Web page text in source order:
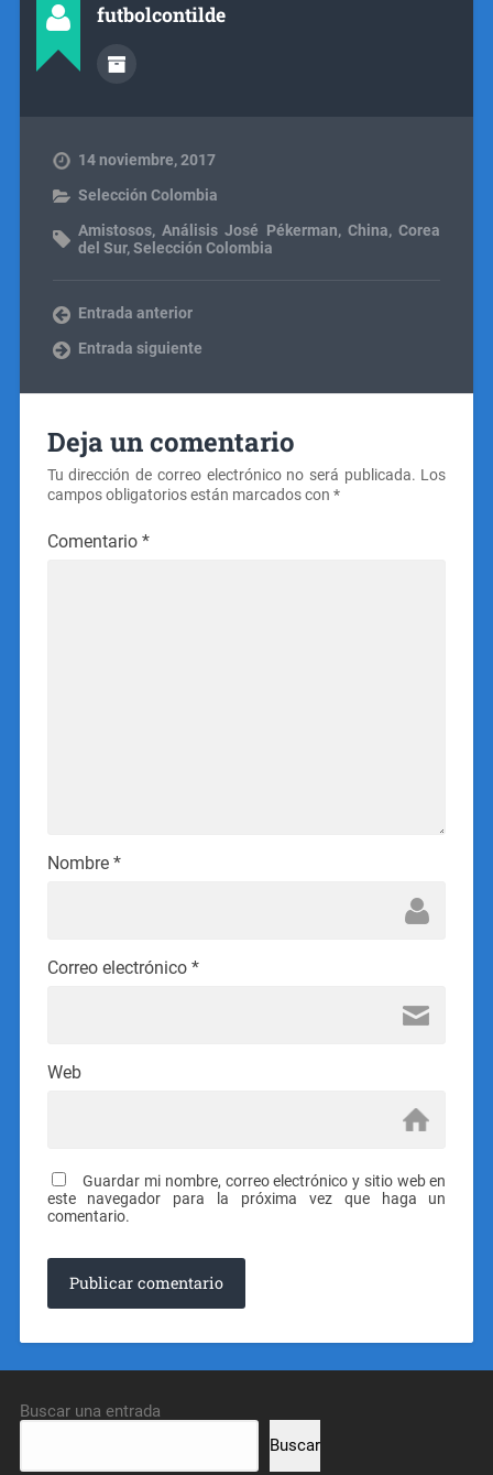
futbolcontilde
14 noviembre, 2017
Selección Colombia
Amistosos,Análisis José Pékerman, China,Corea
del Sur,Selección Colombia
Entrada anterior
Entrada siguiente
Deja un comentario
Tu dirección de correo electrónico no será publicada. Los
campos obligatorios están marcados con *
Comentario *
Nombre *
Correo electrónico *
Web
Guardar mi nombre, correo electrónico y sitio web en
este navegador para la próxima vez que haga un
comentario.
Buscar una entrada
Buscar